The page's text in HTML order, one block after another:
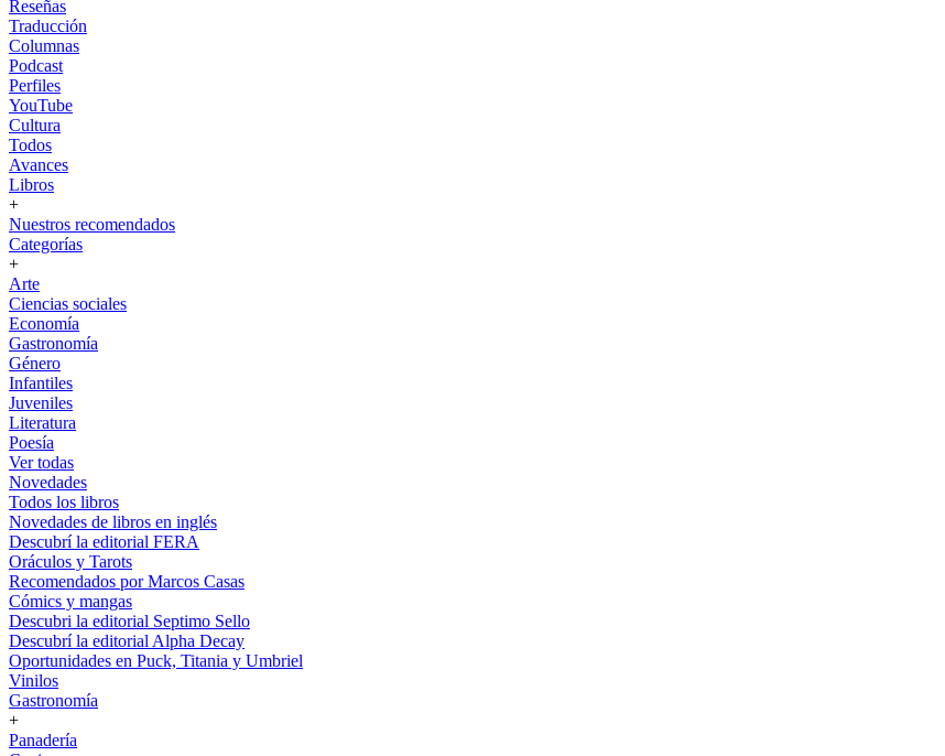
Reseñas
Traducción
Columnas
Podcast
Perfiles
YouTube
Cultura
Todos
Avances
Libros
+
Nuestros recomendados
Categorías
+
Arte
Ciencias sociales
Economía
Gastronomía
Género
Infantiles
Juveniles
Literatura
Poesía
Ver todas
Novedades
Todos los libros
Novedades de libros en inglés
Descubrí la editorial FERA
Oráculos y Tarots
Recomendados por Marcos Casas
Cómics y mangas
Descubri la editorial Septimo Sello
Descubrí la editorial Alpha Decay
Oportunidades en Puck, Titania y Umbriel
Vinilos
Gastronomía
+
Panadería